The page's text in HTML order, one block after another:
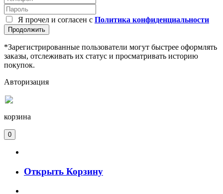
Я прочел и согласен с Политика конфиденциальности
Продолжить
*Зарегистрированные пользователи могут быстрее оформлять
заказы, отслеживать их статус и просматривать историю
покупок.
Авторизация
корзина
0
Открыть Корзину